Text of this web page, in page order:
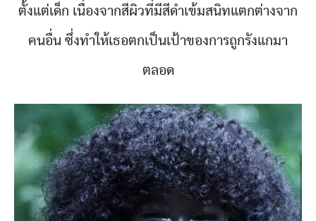
ตั้งแต่เด็ก เนื่องจากสีผิวที่มีสีดำเข้มสนิทแตกต่างจาก
คนอื่น ซึ่งทำให้เธอตกเป็นเป้าของการถูกรังแกมา
ตลอด